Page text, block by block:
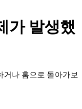
가 발생했
거나 홈으로 돌아가보